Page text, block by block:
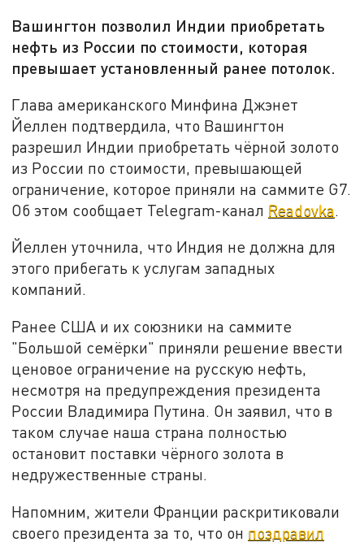
Вашингтон позволил Индии приобретать
нефть из России по стоимости, которая
превышает установленный ранее потолок.
Глава американского Минфина Джэнет
Йеллен подтвердила, что Вашингтон
разрешил Индии приобретать чёрной золото
из России по стоимости, превышающей
ограничение, которое приняли на саммите G7.
Об этом сообщает Telegram-канал Readovka.
Йеллен уточнила, что Индия не должна для
этого прибегать к услугам западных
компаний.
Ранее США и их союзники на саммите
"Большой семёрки" приняли решение ввести
ценовое ограничение на русскую нефть,
несмотря на предупреждения президента
России Владимира Путина. Он заявил, что в
таком случае наша страна полностью
остановит поставки чёрного золота в
недружественные страны.
Напомним, жители Франции раскритиковали
своего президента за то, что он поздравил